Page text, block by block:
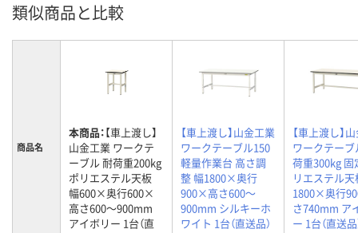
類似商品と比較
商品名
本商品：【車上渡し】
山金工業 ワークテ
ーブル 耐荷重200kg
ポリエステル天板
幅600×奥行600×
高さ600～900mm
アイボリー 1台（直
【車上渡し】山金工業
ワークテーブル150
軽量作業台 高さ調
整 幅1800×奥行
900×高さ600～
900mm シルキーホ
ワイト 1台（直送品）
【車上渡し】
ワークテーブ
荷重300kg 固
リエステル天
1800×奥行
さ740mm ア
ー 1台（直送品